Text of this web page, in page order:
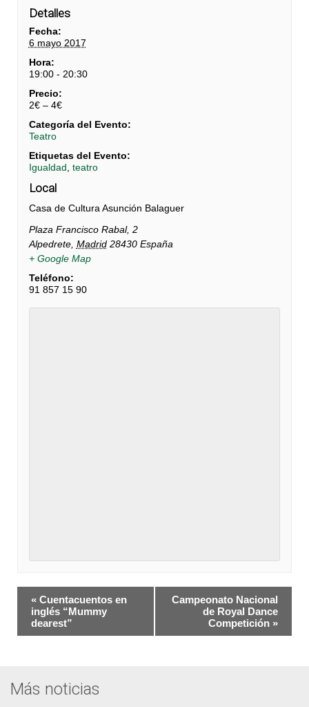
Detalles
Fecha:
6 mayo 2017
Hora:
19:00 - 20:30
Precio:
2€ – 4€
Categoría del Evento:
Teatro
Etiquetas del Evento:
Igualdad teatro
Local
Casa de Cultura Asunción Balaguer
Plaza Francisco Rabal, 2
Alpedrete, Madrid 28430 España
+ Google Map
Teléfono:
91 857 15 90
Navegación
del
Evento
« Cuentacuentos en
inglés “Mummy
dearest”
Campeonato Nacional
de Royal Dance
Competición »
Más noticias